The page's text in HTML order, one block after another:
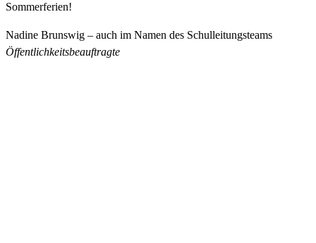
Sommerferien!
Nadine Brunswig – auch im Namen des Schulleitungsteams
Öffentlichkeitsbeauftragte